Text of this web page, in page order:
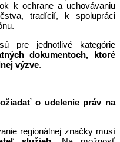
k ochrane a uchovávaniu
tradícií, k spolupráci
pre jednotlivé kategórie
dokumentoch, ktoré
výzve.
o udelenie práv na
regionálnej značky musí